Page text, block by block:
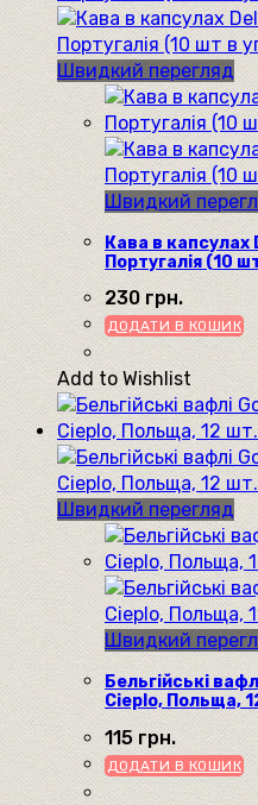
Швидкий перегляд
Швидкий
Кава в капсулах
Португалія (10
230 грн.
ДОДАТИ В КОШИК
Add to Wishlist
Швидкий перегляд
Швидкий
Бельгійські
Cieplo, Польща,
115 грн.
ДОДАТИ В КОШИК